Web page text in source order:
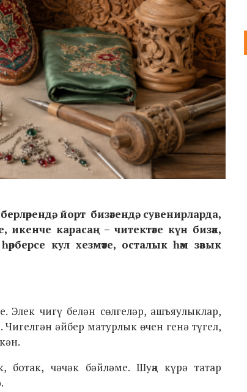
йорт бизәгендә, сувенирларда,
икенче карасаң –читектәге күн бизәк,
кул хезмәте, осталык һәм зәвык
Элек чигү белән сөлгеләр, ашъяулыклар,
әйбер матурлык өчен генә түгел,
ботак, чәчәк бәйләме. Шуңа күрә татар